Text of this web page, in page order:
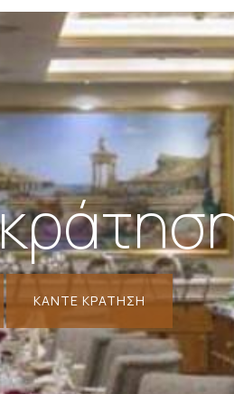
ΚΆΝΤΕ ΚΡΆΤΗΣΗ